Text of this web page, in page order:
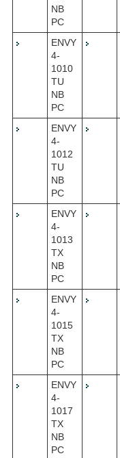
NB
PC
ENVY
4-
1010
TU
NB
PC
ENVY
4-
1012
TU
NB
PC
ENVY
4-
1013
TX
NB
PC
ENVY
4-
1015
TX
NB
PC
ENVY
4-
1017
TX
NB
PC